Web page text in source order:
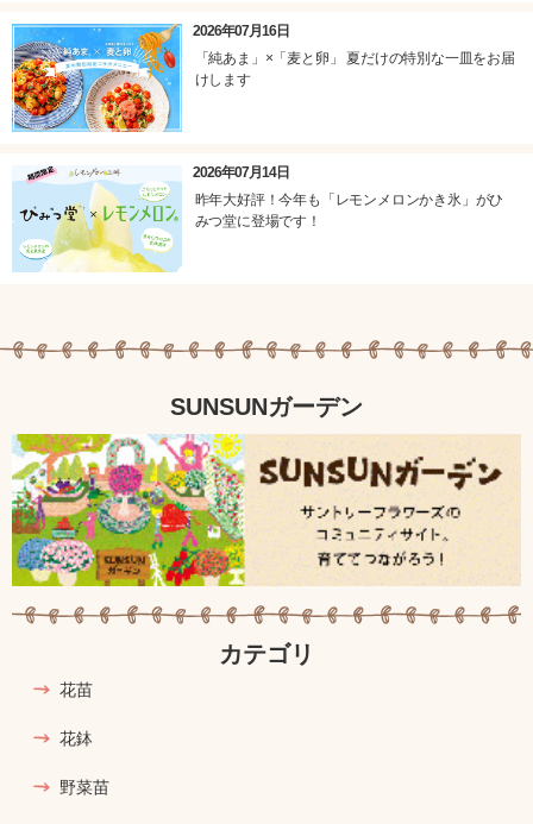
2026年07月16日
「純あま」×「麦と卵」 夏だけの特別な一皿をお届
けします
2026年07月14日
昨年大好評！今年も「レモンメロンかき氷」がひ
みつ堂に登場です！
SUNSUNガーデン
カテゴリ
花苗
花鉢
野菜苗